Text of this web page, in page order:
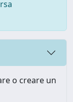
o creare un